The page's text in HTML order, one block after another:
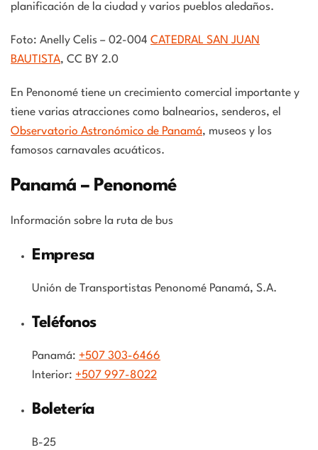
planificación de la ciudad y varios pueblos aledaños.
Foto: Anelly Celis – 02-004 CATEDRAL SAN JUAN
BAUTISTA, CC BY 2.0
En Penonomé tiene un crecimiento comercial importante y
tiene varias atracciones como balnearios, senderos, el
Observatorio Astronómico de Panamá, museos y los
famosos carnavales acuáticos.
Panamá – Penonomé
Información sobre la ruta de bus
Empresa
Unión de Transportistas Penonomé Panamá, S.A.
Teléfonos
Panamá: +507 303-6466
Interior: +507 997-8022
Boletería
B-25